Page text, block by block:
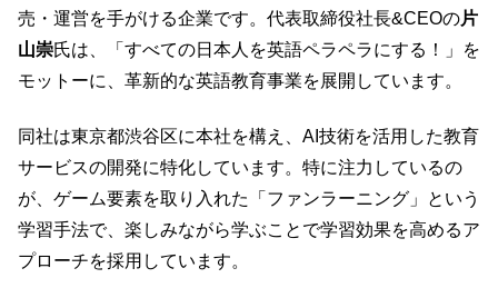
売・運営を手がける企業です。代表取締役社長&CEOの片
山崇氏は、「すべての日本人を英語ペラペラにする！」を
モットーに、革新的な英語教育事業を展開しています。
同社は東京都渋谷区に本社を構え、AI技術を活用した教育
サービスの開発に特化しています。特に注力しているの
が、ゲーム要素を取り入れた「ファンラーニング」という
学習手法で、楽しみながら学ぶことで学習効果を高めるア
プローチを採用しています。